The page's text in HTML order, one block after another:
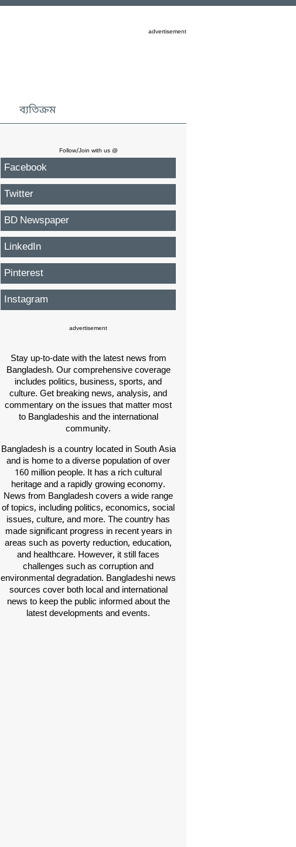
advertisement
ব্যতিক্রম
Follow/Join with us @
Facebook
Twitter
BD Newspaper
LinkedIn
Pinterest
Instagram
advertisement
Stay up-to-date with the latest news from
Bangladesh. Our comprehensive coverage
includes politics, business, sports, and
culture. Get breaking news, analysis, and
commentary on the issues that matter most
to Bangladeshis and the international
community.
Bangladesh is a country located in South Asia
and is home to a diverse population of over
160 million people. It has a rich cultural
heritage and a rapidly growing economy.
News from Bangladesh covers a wide range
of topics, including politics, economics, social
issues, culture, and more. The country has
made significant progress in recent years in
areas such as poverty reduction, education,
and healthcare. However, it still faces
challenges such as corruption and
environmental degradation. Bangladeshi news
sources cover both local and international
news to keep the public informed about the
latest developments and events.